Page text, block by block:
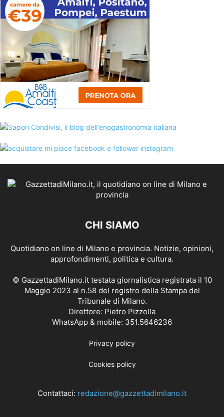
CHI SIAMO
Quotidiano on line di Milano e provincia. Notizie, opinioni,
approfondimenti, politica e cultura.
© GazzettadiMilano.it testata giornalistica registrata il 10
Maggio 2023 al n.58 del registro della Stampa del
Tribunale di Milano.
Direttore: Pietro Pizzolla
WhatsApp & mobile: 351.5646236
Privacy policy
Cookies policy
Contattaci: redazione@gazzettadimilano.it